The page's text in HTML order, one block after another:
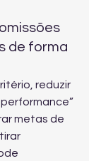
de forma
reduzir
metas de